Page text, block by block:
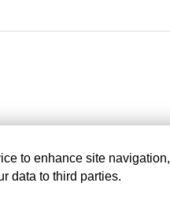
to enhance site navigation,
data to third parties.